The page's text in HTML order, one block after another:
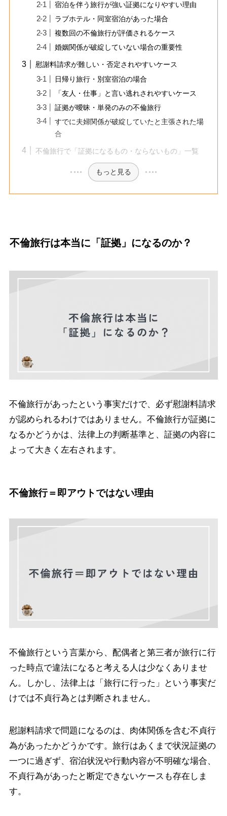
宿泊を伴う旅行が強い証拠になりやすい理由
ラブホテル・同室宿泊があった場合
複数回の不倫旅行が評価されるケース
婚姻関係が破綻していない場合の重要性
慰謝料請求が難しい・否定されやすいケース
日帰り旅行・別室宿泊の場合
「友人・仕事」と言い逃れされやすいケース
証拠が曖昧・単発のみの不倫旅行
すでに夫婦関係が破綻していたと主張された場
合
不倫旅行で「証拠になるもの・ならないもの」一覧
もっと見る
不倫旅行は本当に「証拠」になるのか？
不倫旅行があったという事実だけで、必ず慰謝料請求
が認められるわけではありません。不倫旅行が証拠に
なるかどうかは、法律上の判断基準と、証拠の内容に
よって大きく左右されます。
不倫旅行＝即アウトではない理由
不倫旅行という言葉から、配偶者と第三者が旅行に行
った時点で違法になると考える人は少なくありませ
ん。しかし、法律上は「旅行に行った」という事実だ
けでは不貞行為とは判断されません。
慰謝料請求で問題になるのは、肉体関係を含む不貞行
為があったかどうかです。旅行はあくまで状況証拠の
一つに過ぎず、宿泊状況や行動内容が不明確な場合、
不貞行為があったと断定できないケースも存在しま
す。